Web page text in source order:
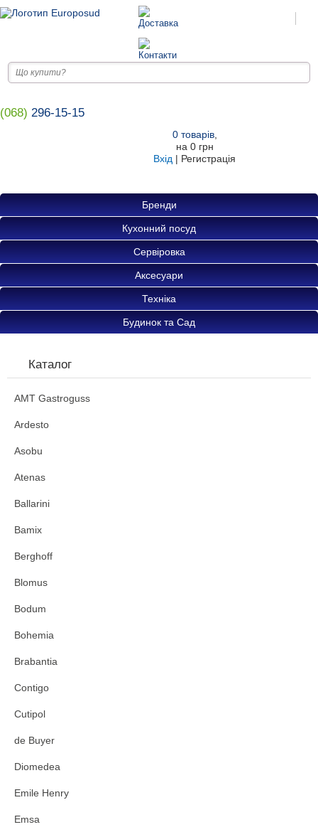
(068) 296-15-15
0товарів,
на 0 грн
Вхід | Регистрація
Бренди
Кухонний посуд
Сервіровка
Аксесуари
Техніка
Будинок та Сад
Каталог
AMT Gastroguss
Ardesto
Asobu
Atenas
Ballarini
Bamix
Berghoff
Blomus
Bodum
Bohemia
Brabantia
Contigo
Cutipol
de Buyer
Diomedea
Emile Henry
Emsa